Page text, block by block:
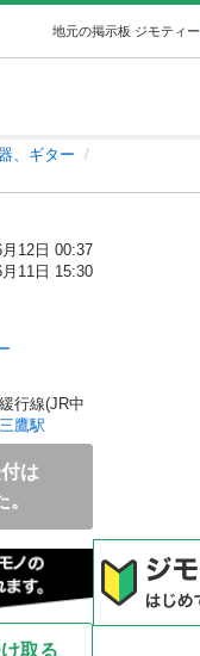
地元の掲示板 ジモティー
、ギター
12日 00:37
11日 15:30
行線(JR中
三鷹駅
は
取る